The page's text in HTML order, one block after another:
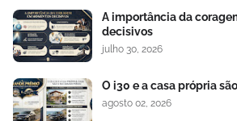
A importância da
decisivos
julho 30, 2026
O i30 e a casa própria
agosto 02, 2026